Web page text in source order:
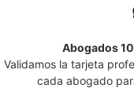
Abogados
Validamos la tarjeta
cada abogado